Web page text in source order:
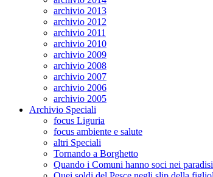
archivio 2013
archivio 2012
archivio 2011
archivio 2010
archivio 2009
archivio 2008
archivio 2007
archivio 2006
archivio 2005
Archivio Speciali
focus Liguria
focus ambiente e salute
altri Speciali
Tornando a Borghetto
Quando i Comuni hanno soci nei